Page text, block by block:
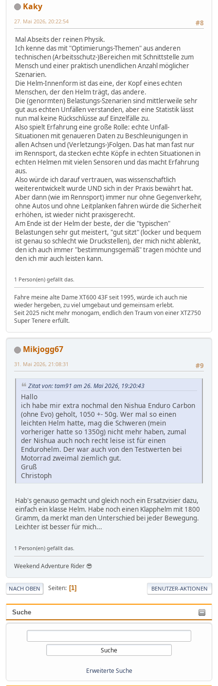
Suche
Erweiterte Suche
Kaky
#8
27. Mai 2026, 20:22:54
Mal Abseits der reinen Physik.
Ich kenne das mit "Optimierungs-Themen" aus anderen
technischen (Arbeitsschutz-)Bereichen mit Schnittstelle zum
Mensch und einer praktisch unendlichen Anzahl möglicher
Szenarien.
Die Helm-Innenform ist das eine, der Kopf eines echten
Menschen, der den Helm trägt, das andere.
Die (genormten) Belastungs-Szenarien sind mittlerweile sehr
gut aus echten Unfällen verstanden, aber eine Statistik lässt
nun mal keine Rückschlüsse auf Einzelfälle zu.
Also spielt Erfahrung eine große Rolle: echte Unfall-
Situationen mit genaueren Daten zu Beschleunigungen in
allen Achsen und (Verletzungs-)Folgen. Das hat man fast nur
im Rennsport, da stecken echte Köpfe in echten Situationen in
echten Helmen mit vielen Sensoren und das macht Erfahrung
aus.
Also würde ich darauf vertrauen, was wissenschaftlich
weiterentwickelt wurde UND sich in der Praxis bewährt hat.
Aber dann (wie im Rennsport) immer nur ohne Gegenverkehr,
ohne Autos und ohne Leitplanken fahren würde die Sicherheit
erhöhen, ist wieder nicht praxisgerecht.
Am Ende ist der Helm der beste, der die "typischen"
Belastungen sehr gut meistert, "gut sitzt" (locker und bequem
ist genau so schlecht wie Druckstellen), der mich nicht ablenkt,
den ich auch immer "bestimmungsgemäß" tragen möchte und
den ich mir auch leisten kann.
1 Person(en) gefällt das.
Fahre meine alte Dame XT600 43F seit 1995, würde ich auch nie
wieder hergeben, zu viel umgebaut und gemeinsam erlebt.
Seit 2025 nicht mehr monogam, endlich den Traum von einer XTZ750
Super Tenere erfüllt.
Mikjogg67
#9
31. Mai 2026, 21:08:31
Zitat von: tam91 am 26. Mai 2026, 19:20:43
Hallo
ich habe mir extra nochmal den Nishua Enduro Carbon
(ohne Evo) geholt, 1050 +- 50g. Wer mal so einen
leichten Helm hatte, mag die Schweren (mein
vorheriger hatte so 1350g) nicht mehr haben, zumal
der Nishua auch noch recht leise ist für einen
Endurohelm. Der war auch von den Testwerten bei
Motorrad zweimal ziemlich gut.
Gruß
Christoph
Hab's genauso gemacht und gleich noch ein Ersatzvisier dazu,
einfach ein klasse Helm. Habe noch einen Klapphelm mit 1800
Gramm, da merkt man den Unterschied bei jeder Bewegung.
Leichter ist besser für mich...
1 Person(en) gefällt das.
Weekend Adventure Rider 😎
NACH OBEN Seiten 1 BENUTZER-AKTIONEN